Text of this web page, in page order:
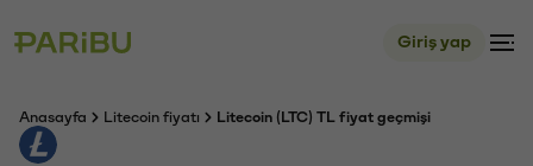
Giriş yap
Anasayfa Litecoin fiyatı Litecoin (LTC) TL fiyat geçmişi